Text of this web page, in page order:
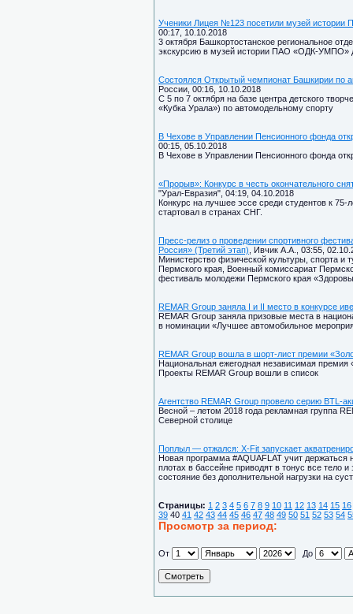
Ученики Лицея №123 посетили музей
00:17, 10.10.2018
3 октября Башкортостанское региональное
экскурсию в музей истории ПАО «ОДК-УМПО»
Состоялся Открытый чемпионат Башкирии по
России, 00:16, 10.10.2018
С 5 по 7 октября на базе центра детского
«Кубка Урала») по автомодельному спорту
В Чехове в Управлении Пенсионного фонда
00:15, 05.10.2018
В Чехове в Управлении Пенсионного фонда
«Прорыв»: Конкурс в честь окончательного
"Урал-Евразия", 04:19, 04.10.2018
Конкурс на лучшее эссе среди студентов к 75-
стартовал в странах СНГ.
Пресс-релиз о проведении спортивного
Россия» (Третий этап) , Ивчик А.А., 03:55,
Министерство физической культуры, спорта и
Пермского края, Военный комиссариат
фестиваль молодежи Пермского края
REMAR Group заняла I и II место в конкурсе
REMAR Group заняла призовые места в
в номинации «Лучшее автомобильное
REMAR Group вошла в шорт-лист премии
Национальная ежегодная независимая премия
Проекты REMAR Group вошли в список
Агентство REMAR Group провело серию BTL-
Весной – летом 2018 года рекламная группа
Северной столице
Поплыл — отжался: X-Fit запускает
Новая программа #AQUAFLAT учит
плотах в бассейне приводят в тонус все тело
состояние без дополнительной нагрузки на
Страницы: 1 2 3 4 5 6 7 8 9 10 11 12 13 14 15 16
39 40 41 42 43 44 45 46 47 48 49 50 51 52 53 54
Просмотр за период:
От До